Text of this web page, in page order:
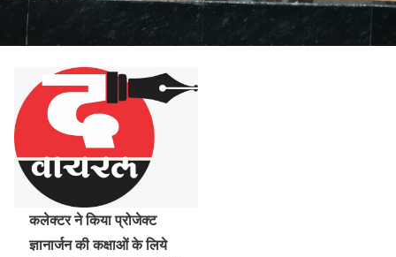
कलेक्टर ने किया प्रोजेक्ट
ज्ञानार्जन की कक्षाओं के लिये